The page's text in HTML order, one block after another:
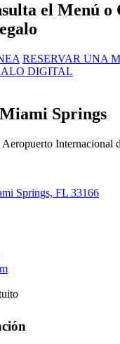
el Menú o
RESERVAR UNA
DIGITAL
Springs
Internacional
Springs, FL 33166